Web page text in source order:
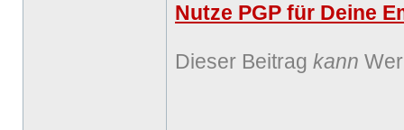
Nutze PGP für Deine
Dieser Beitrag kann